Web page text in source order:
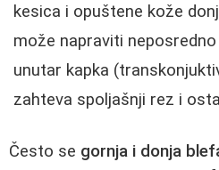
kesica i opuštene kože
može napraviti
unutar kapka
zahteva spoljašnji rez i
Često se gornja i donja